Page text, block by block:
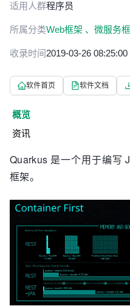
适用人群程序员
所属分类Web框架 、 微服务
收录时间2019-03-26 08:25:00
软件首页 软件文档
概览
资讯
Quarkus 是一个用于编写
框架。